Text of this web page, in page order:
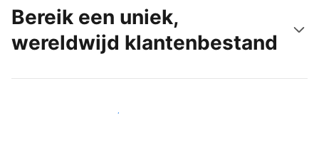
Bereik een uniek,
wereldwijd klantenbestand
Bereik vandaag nog nieuwe gasten